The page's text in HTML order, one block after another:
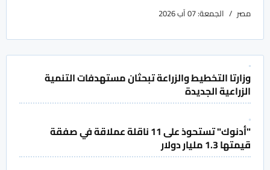
مصر الجمعة: 07 آب 2026
وزارتا التخطيط والزراعة تبحثان مستهدفات التنمية
الزراعية الجديدة
"أدنوك" تستحوذ على 11 ناقلة عملاقة في صفقة
قيمتها 1.3 مليار دولار